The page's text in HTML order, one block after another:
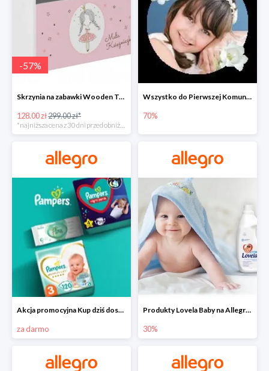
-57%
Skrzynia na zabawki Wooden Toys -57%
128.00 zł299.00 zł*
Wszystko do Pierwszej Komunii na Allegro do -70%
70%
Akcja promocyjna Kup dziś dostawa jutro
za darmo
Produkty Lovela Baby na Allegro do -30%
30%